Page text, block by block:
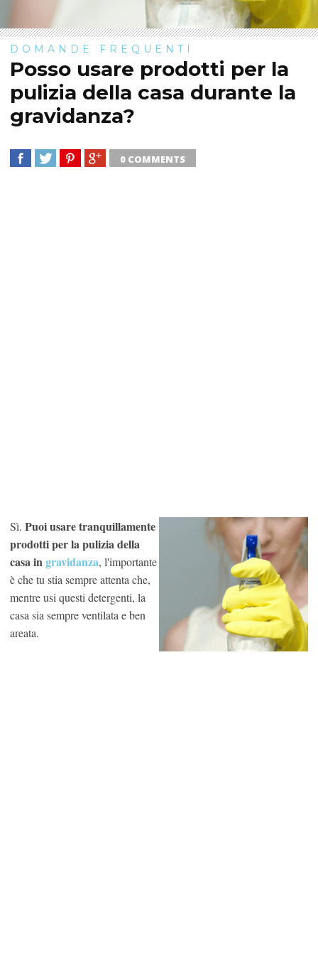
DOMANDE FREQUENTI
Posso usare prodotti per la
pulizia della casa durante la
gravidanza?
0 COMMENTS
Sì. Puoi usare tranquillamente
prodotti per la pulizia della
casa ingravidanza, l'importante
è che tu stia sempre attenta che,
mentre usi questi detergenti, la
casa sia sempre ventilata e ben
areata.